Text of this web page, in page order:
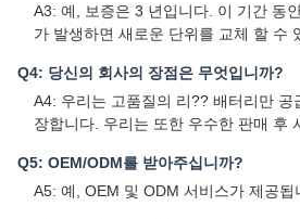
A3: 예, 보증은 3 년입니다. 이 기간 동
가 발생하면 새로운 단위를 교체 할 수
Q4: 당신의 회사의 장점은 무엇입니까?
A4: 우리는 고품질의 리?? 배터리만 공
장합니다. 우리는 또한 우수한 판매 후
Q5: OEM/ODM를 받아주십니까?
A5: 예, OEM 및 ODM 서비스가 제공됩